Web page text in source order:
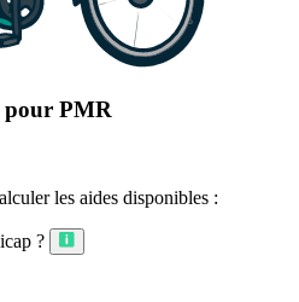
pour PMR
les aides disponibles :
?